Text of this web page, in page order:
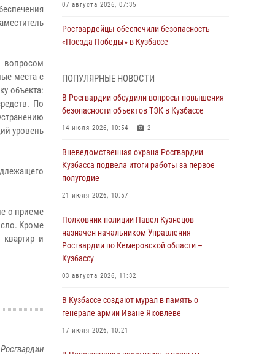
вопросом
места с
объекта:
По
уровень
о приеме
Кроме
и
07 августа 2026, 07:35
Росгвардейцы обеспечили безопасность
«Поезда Победы» в Кузбассе
Генерал-полковник Олег Плохой поздравил
специалистов организационно-штатных
подразделений Росгвардии с
профессиональным праздником
С 1 сентября 2026 года вступает в силу новый
федеральный закон о частной охранной
Росгвардейцы задержали предполагаемого
виновника причинения ножевого ранения
кемеровчанину
06 августа 2026, 09:18
Росгвардейцы задержали мужчину,
повредившего имущество горожанки
06 августа 2026, 08:17
ПОПУЛЯРНЫЕ НОВОСТИ
В Росгвардии обсудили вопросы повышения
безопасности объектов ТЭК в Кузбассе
14 июля 2026, 10:54 2
Вневедомственная охрана Росгвардии
Кузбасса подвела итоги работы за первое
полугодие
21 июля 2026, 10:57
Полковник полиции Павел Кузнецов
назначен начальником Управления
Росгвардии по Кемеровской области –
Кузбассу
03 августа 2026, 11:32
В Кузбассе создают мурал в память о
генерале армии Иване Яковлеве
17 июля 2026, 10:21